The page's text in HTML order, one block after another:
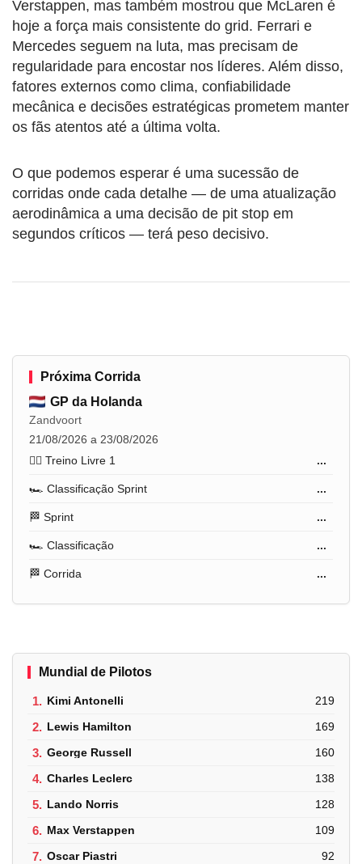
Verstappen, mas também mostrou que McLaren é
hoje a força mais consistente do grid. Ferrari e
Mercedes seguem na luta, mas precisam de
regularidade para encostar nos líderes. Além disso,
fatores externos como clima, confiabilidade
mecânica e decisões estratégicas prometem manter
os fãs atentos até a última volta.
O que podemos esperar é uma sucessão de
corridas onde cada detalhe — de uma atualização
aerodinâmica a uma decisão de pit stop em
segundos críticos — terá peso decisivo.
Próxima Corrida
GP da Holanda
Zandvoort
21/08/2026 a 23/08/2026
🏋️‍♂️ Treino Livre 1
...
🏎️ Classificação Sprint ...
🏁 Sprint ...
🏎️ Classificação ...
🏁 Corrida ...
Mundial de Pilotos
1. Kimi Antonelli 219
2. Lewis Hamilton 169
3. George Russell 160
4. Charles Leclerc 138
5. Lando Norris 128
6. Max Verstappen 109
7. Oscar Piastri 92